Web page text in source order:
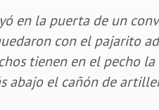
en la puerta de un
con el pajarito
tienen en el pecho
abajo el cañón de